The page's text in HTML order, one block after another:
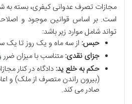
مجازات تصرف عدوانی کیفری، بسته به
است. بر اساس قوانین موجود و
تواند شامل موارد زیر باشد:
حبس: از سه ماه و یک روز تا
جزای نقدی: متناسب با میزان ضرر
حکم به خلع ید: دادگاه در کنار
(بیرون راندن متصرف از ملک) و
صادر می کند.